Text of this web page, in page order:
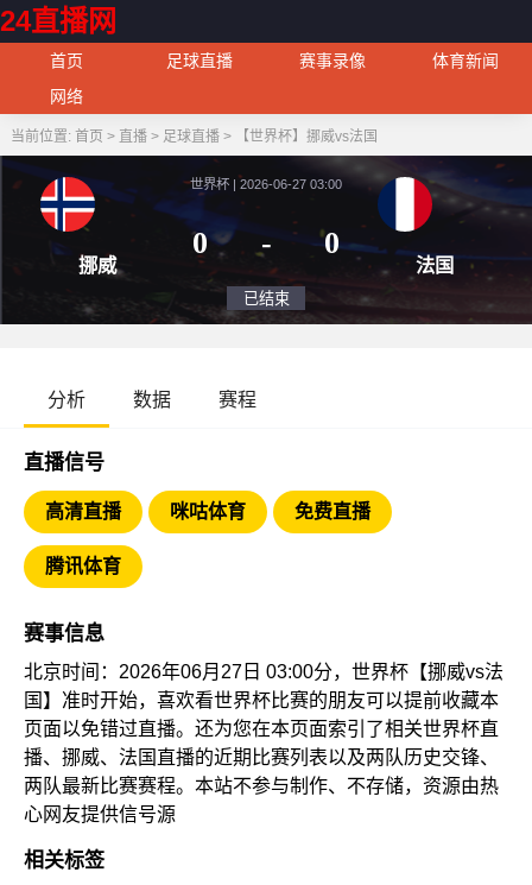
24直播网
首页 足球直播 赛事录像
体育新闻
网络
当前位置: 首页 > 直播> 足球直播> 【世界杯】挪威vs法国
挪威
世界杯 | 2026-06-27 03:00
0
分析 数据 赛程
直播信号
高清直播 咪咕体育 免费直播
腾讯体育
赛事信息
北京时间：2026年06月27日 03:00分，世界杯【挪威vs法
国】准时开始，喜欢看世界杯比赛的朋友可以提前收藏本
页面以免错过直播。还为您在本页面索引了相关世界杯直
播、挪威、法国直播的近期比赛列表以及两队历史交锋、
两队最新比赛赛程。本站不参与制作、不存储，资源由热
心网友提供信号源
相关标签